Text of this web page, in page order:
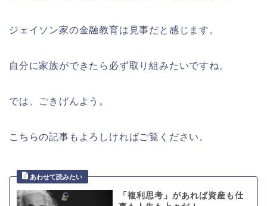
ジェイソン家の金融教育は見事だと感じます。
自分に家族ができたら必ず取り組みたいですね。
では、ごきげんよう。
こちらの記事もよろしければご覧ください。
「複利思考」があれば資産も仕